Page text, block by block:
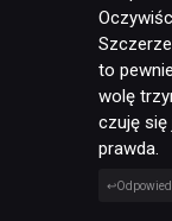
to
wolę
czuję się
prawda.